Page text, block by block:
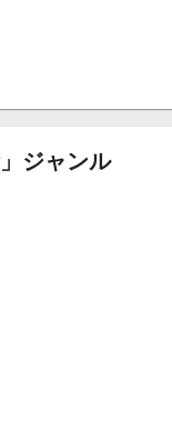
ジャンル